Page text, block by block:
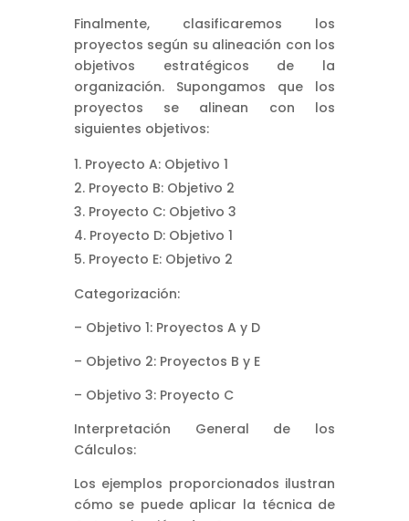
Finalmente, clasificaremos los
proyectos según su alineación con los
objetivos estratégicos de la
organización. Supongamos que los
proyectos se alinean con los
siguientes objetivos:
Proyecto A: Objetivo 1
Proyecto B: Objetivo 2
Proyecto C: Objetivo 3
Proyecto D: Objetivo 1
Proyecto E: Objetivo 2
Categorización:
– Objetivo 1: Proyectos A y D
– Objetivo 2: Proyectos B y E
– Objetivo 3: Proyecto C
Interpretación General de los
Cálculos:
Los ejemplos proporcionados ilustran
cómo se puede aplicar la técnica de